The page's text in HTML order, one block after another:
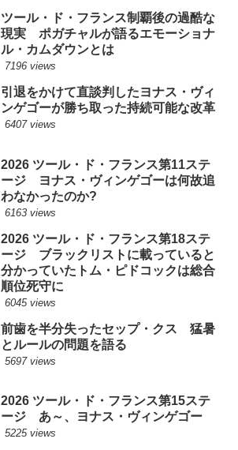
ツール・ド・フランス制覇後の過酷な
現実 ポガチャルが語るエモーショナ
ル・カムダウンとは
7196 views
引退をかけて直談判したヨナス・ヴィ
ンゲゴーが勝ち取った持続可能な改革
6407 views
2026 ツール・ド・フランス第11ステ
ージ ヨナス・ヴィンゲゴーは何故追
わなかったのか?
6163 views
2026 ツール・ド・フランス第18ステ
ージ ブラックリストに載っていると
分かっていたトム・ピドコックは総合
順位死守に
6045 views
前歯を半分失ったセップ・クス 猛暑
とルールの問題を語る
5697 views
2026 ツール・ド・フランス第15ステ
ージ あ～、ヨナス・ヴィンゲゴー
5225 views